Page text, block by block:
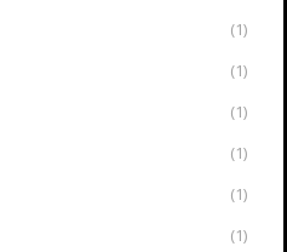
(1)
(1)
(1)
(1)
(1)
(1)